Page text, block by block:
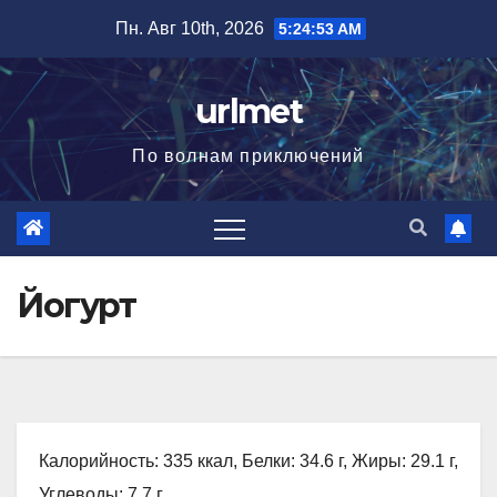
содержимому
Пн. Авг 10th, 2026 5:24:54 AM
urlmet
По волнам приключений
Йогурт
Калорийность: 335 ккал, Белки: 34.6 г, Жиры: 29.1 г,